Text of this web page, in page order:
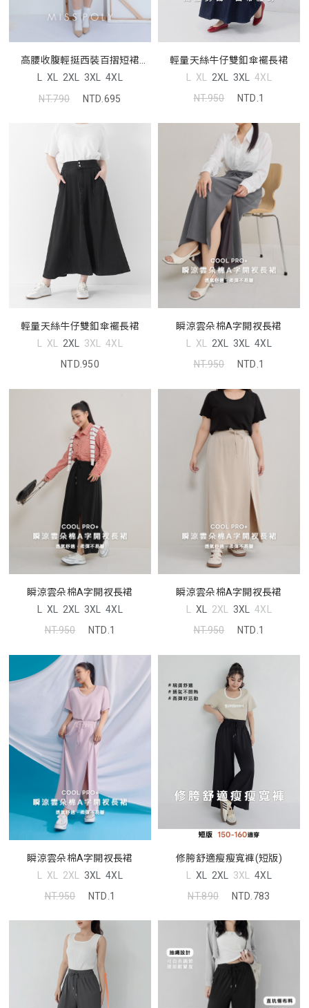
高腰收腹輕挺西裝百摺短裙
MISS
L XL 2XL 3XL 4XL
NT.790
NTD.695
輕量天絲牛仔雙釦傘襬長裙
L XL 2XL 3XL 4XL
NT.950
NTD.1
輕量天絲牛仔雙釦傘襬長裙
L XL 2XL 3XL 4XL
NTD.950
瞬涼雲朵棉A字開衩長裙
L XL 2XL 3XL 4XL
NT.950
NTD.1
瞬涼雲朵棉A字開衩長裙
L XL 2XL 3XL 4XL
NT.950
NTD.1
瞬涼雲朵棉A字開衩長裙
L XL 2XL 3XL 4XL
NT.950
NTD.1
瞬涼雲朵棉A字開衩長裙
L XL 2XL 3XL 4XL
NT.950
NTD.1
修胯舒適瘦瘦寬褲(短版)
L XL 2XL 3XL 4XL
NT.890
NTD.783